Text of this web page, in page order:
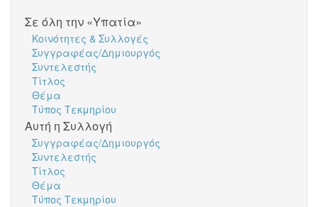
Σε όλη την «Υπατία»
Κοινότητες & Συλλογές
Συγγραφέας/Δημιουργός
Συντελεστής
Τίτλος
Θέμα
Τύπος Τεκμηρίου
Αυτή η Συλλογή
Συγγραφέας/Δημιουργός
Συντελεστής
Τίτλος
Θέμα
Τύπος Τεκμηρίου